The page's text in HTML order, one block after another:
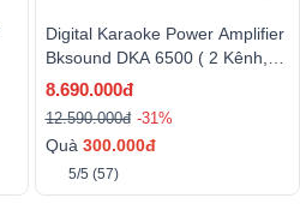
Digital Karaoke Power Amplifier
Bksound DKA 6500 ( 2 Kênh,
450W, Kèm Micro Không Dây)
8.690.000đ
12.590.000đ -31%
Quà 300.000đ
5/5 (57)